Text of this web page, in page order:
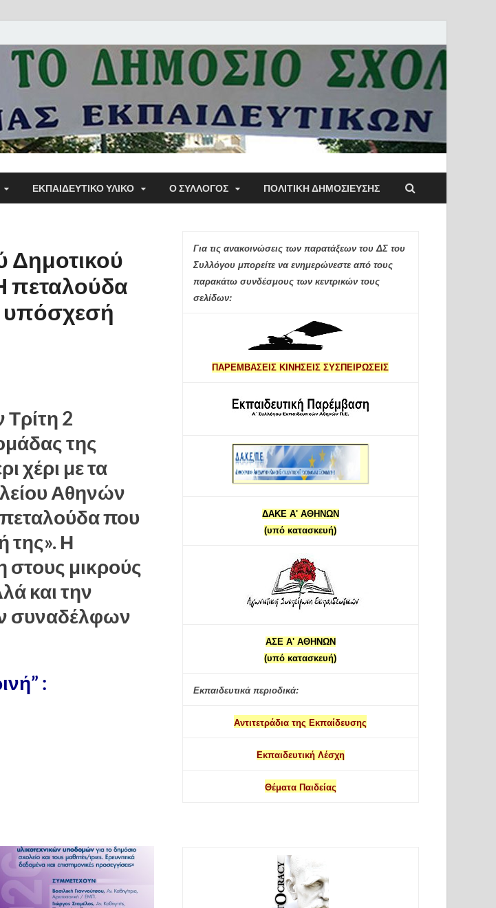
Α΄ Σύλλογος Αθηνών
Εκπαιδευτικών Π.Ε.
ΕΚΠΑΙΔΕΥΤΙΚΌ ΥΛΙΚΌ Ο ΣΥΛΛΟΓΟΣ ΠΟΛΙΤΙΚΉ ΔΗΜΟΣΊΕΥΣΗΣ
Δημοτικού
πεταλούδα
υπόσχεσή
2
της
χέρι με τα
Αθηνών
που
της». Η
μικρούς
και την
συναδέλφων
:
Για τις ανακοινώσεις των παρατάξεων του ΔΣ του
Συλλόγου μπορείτε να ενημερώνεστε από τους
παρακάτω συνδέσμους των κεντρικών τους
σελίδων:
ΠΑΡΕΜΒΑΣΕΙΣ ΚΙΝΗΣΕΙΣ ΣΥΣΠΕΙΡΩΣΕΙΣ
ΔΑΚΕ Α' ΑΘΗΝΩΝ
(υπό κατασκευή)
ΑΣΕ Α' ΑΘΗΝΩΝ
(υπό κατασκευή)
Εκπαιδευτικά περιοδικά:
Αντιτετράδια της Εκπαίδευσης
Εκπαιδευτική Λέσχη
Θέματα Παιδείας